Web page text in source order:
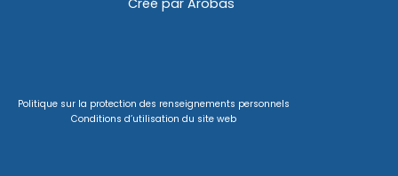
Politique sur la protection des renseignements personnels
Conditions d’utilisation du site web